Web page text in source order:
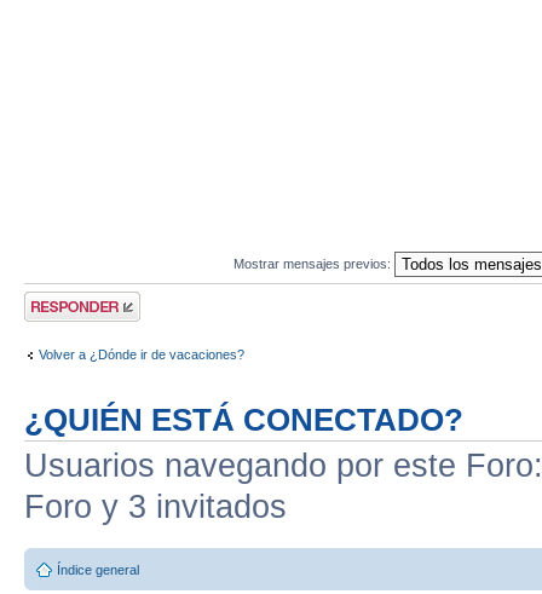
Mostrar mensajes previos:
Publicar una
respuesta
Volver a ¿Dónde ir de vacaciones?
¿QUIÉN ESTÁ CONECTADO?
Usuarios navegando por este
Foro y 3 invitados
Índice general